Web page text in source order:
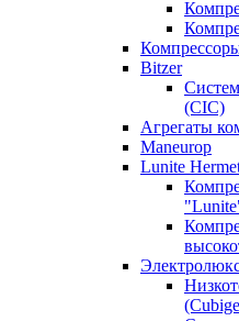
Bitzer
(CIC)
Агрегаты
Maneurop
Lunite